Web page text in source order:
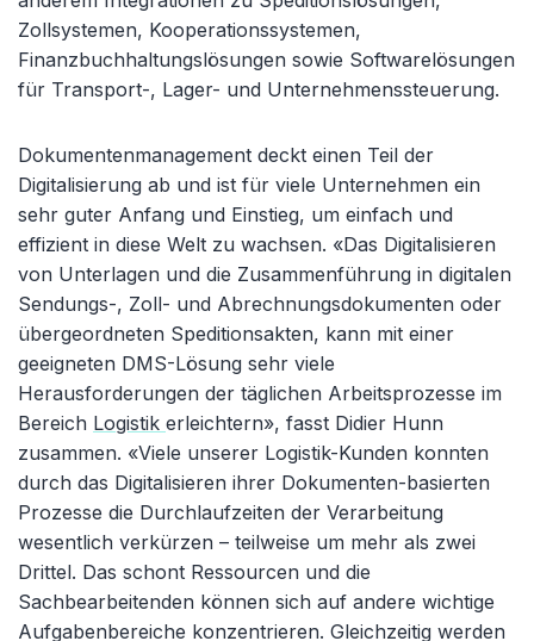
Zollsystemen, Kooperationssystemen,
Finanzbuchhaltungslösungen sowie Softwarelösungen
für Transport-, Lager- und Unternehmenssteuerung.
Dokumentenmanagement deckt einen Teil der
Digitalisierung ab und ist für viele Unternehmen ein
sehr guter Anfang und Einstieg, um einfach und
effizient in diese Welt zu wachsen. «Das Digitalisieren
von Unterlagen und die Zusammenführung in digitalen
Sendungs-, Zoll- und Abrechnungsdokumenten oder
übergeordneten Speditionsakten, kann mit einer
geeigneten DMS-Lösung sehr viele
Herausforderungen der täglichen Arbeitsprozesse im
Bereich Logistik erleichtern», fasst Didier Hunn
zusammen. «Viele unserer Logistik-Kunden konnten
durch das Digitalisieren ihrer Dokumenten-basierten
Prozesse die Durchlaufzeiten der Verarbeitung
wesentlich verkürzen – teilweise um mehr als zwei
Drittel. Das schont Ressourcen und die
Sachbearbeitenden können sich auf andere wichtige
Aufgabenbereiche konzentrieren. Gleichzeitig werden